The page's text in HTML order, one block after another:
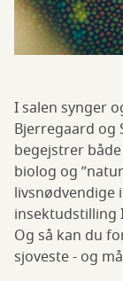
I salen synger
Bjerregaard og
begejstrer
biolog og
livsnødvendige
insektudstilling
Og så kan du
sjoveste - og